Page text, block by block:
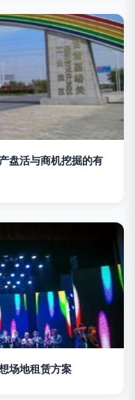
盘活与商机挖掘的有
场地租赁方案